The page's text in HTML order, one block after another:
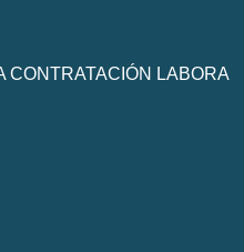
CONTRATACIÓN LABORA